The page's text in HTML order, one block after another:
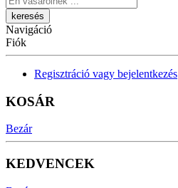
Navigáció
Fiók
Regisztráció vagy bejelentkezés
KOSÁR
Bezár
KEDVENCEK